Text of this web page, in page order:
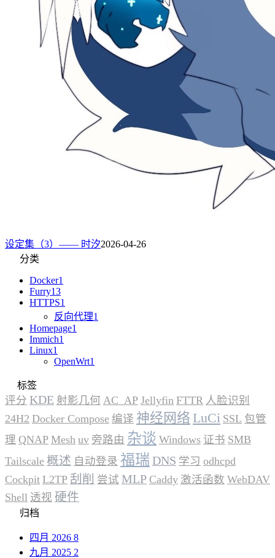
设定集（3）—— 时汐2026-04-26
分类
Docker1
Furry13
HTTPS1
反向代理1
Homepage1
Immich1
Linux1
OpenWrt1
标签
评分 KDE 射影几何 AC_AP Jellyfin FTTR 人脸识别
24H2 Docker Compose 编译 神经网络 LuCi SSL 包管
理 QNAP Mesh uv 旁路由 杂谈 Windows 证书 SMB
Tailscale 概述 自动登录 福瑞 DNS 学习 odhcpd
Cockpit L2TP 刮削 尝试 MLP Caddy 激活函数 WebDAV
Shell 透视 硬件
归档
四月 2026 8
九月 2025 2